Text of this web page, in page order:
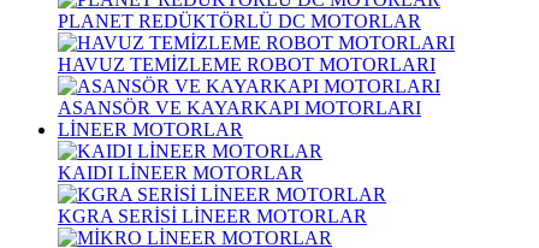
PLANET REDÜKTÖRLÜ DC MOTORLAR
HAVUZ TEMİZLEME ROBOT MOTORLARI
ASANSÖR VE KAYARKAPI MOTORLARI
LİNEER MOTORLAR
KAIDI LİNEER MOTORLAR
KGRA SERİSİ LİNEER MOTORLAR